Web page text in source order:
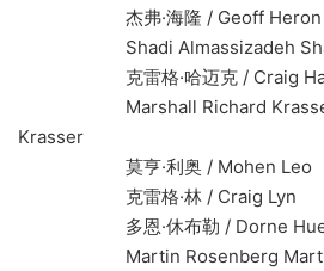
杰弗·海隆 / Geoff Heron
Shadi Almassizadeh Shadi
克雷格·哈迈克 / Craig
Marshall Richard Krasser
Krasser
莫亨·利奥 / Mohen Leo
克雷格·林 / Craig Lyn
多恩·休布勒 / Dorne
Martin Rosenberg Martin